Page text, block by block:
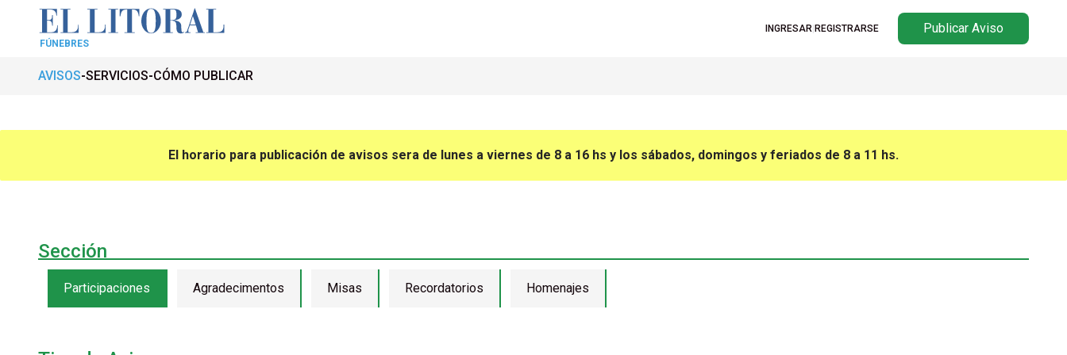
FÚNEBRES
INGRESAR REGISTRARSE Publicar Aviso
AVISOS SERVICIOS CÓMO PUBLICAR
El horario para publicación de avisos sera de lunes a viernes de 8 a 16 hs y los sábados, domingos y feriados de 8 a 11 hs.
Sección
Participaciones Agradecimentos Misas Recordatorios Homenajes